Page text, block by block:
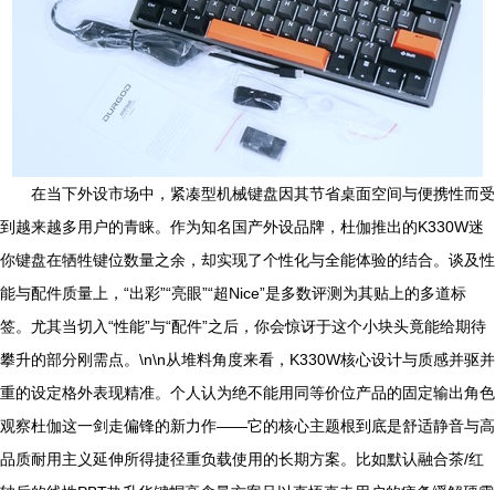
在当下外设市场中，紧凑型机械键盘因其节省桌面空间与便携性而受
到越来越多用户的青睐。作为知名国产外设品牌，杜伽推出的K330W迷
你键盘在牺牲键位数量之余，却实现了个性化与全能体验的结合。谈及性
能与配件质量上，“出彩”“亮眼”“超Nice”是多数评测为其贴上的多道标
签。尤其当切入“性能”与“配件”之后，你会惊讶于这个小块头竟能给期待
攀升的部分刚需点。\n\n从堆料角度来看，K330W核心设计与质感并驱并
重的设定格外表现精准。个人认为绝不能用同等价位产品的固定输出角色
观察杜伽这一剑走偏锋的新力作——它的核心主题根到底是舒适静音与高
品质耐用主义延伸所得捷径重负载使用的长期方案。比如默认融合茶/红